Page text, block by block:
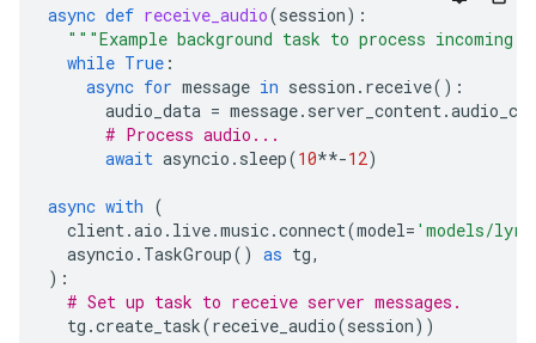
async def receive_audio(session):
"""Example background task to process incoming
while True :
async for message in session . receive():
audio_data = message. server_content.
# Process audio...
await asyncio . sleep(10**-12)
async with (
client.aio . live.music.connect(model= 'models/
asyncio . TaskGroup() as tg,
):
# Set up task to receive server messages.
tg .create_task(receive_audio(session))